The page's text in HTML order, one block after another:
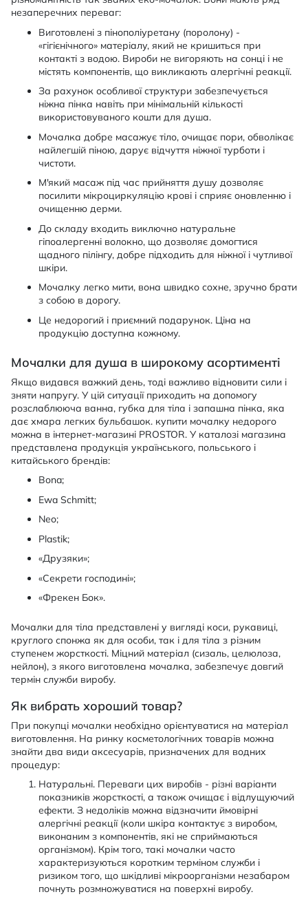
незаперечних переваг:
Виготовлені з пінополіуретану (поролону) -
«гігієнічного» матеріалу, який не кришиться при
контакті з водою. Вироби не вигоряють на сонці і не
містять компонентів, що викликають алергічні реакції.
За рахунок особливої структури забезпечується
ніжна пінка навіть при мінімальній кількості
використовуваного кошти для душа.
Мочалка добре масажує тіло, очищає пори, обволікає
найлегшій піною, дарує відчуття ніжної турботи і
чистоти.
М'який масаж під час прийняття душу дозволяє
посилити мікроциркуляцію крові і сприяє оновленню і
очищенню дерми.
До складу входить виключно натуральне
гіпоалергенні волокно, що дозволяє домогтися
щадного пілінгу, добре підходить для ніжної і чутливої
шкіри.
Мочалку легко мити, вона швидко сохне, зручно брати
з собою в дорогу.
Це недорогий і приємний подарунок. Ціна на
продукцію доступна кожному.
Мочалки для душа в широкому асортименті
Якщо видався важкий день, тоді важливо відновити сили і
зняти напругу. У цій ситуації приходить на допомогу
розслаблююча ванна, губка для тіла і запашна пінка, яка
дає хмара легких бульбашок. купити мочалку недорого
можна в інтернет-магазині PROSTOR. У каталозі магазина
представлена продукція українського, польського і
китайського брендів:
Bona;
Ewa Schmitt;
Neo;
Plastik;
«Друзяки»;
«Секрети господині»;
«Фрекен Бок».
Мочалки для тіла представлені у вигляді коси, рукавиці,
круглого спонжа як для особи, так і для тіла з різним
ступенем жорсткості. Міцний матеріал (сизаль, целюлоза,
нейлон), з якого виготовлена мочалка, забезпечує довгий
термін служби виробу.
Як вибрать хороший товар?
При покупці мочалки необхідно орієнтуватися на матеріал
виготовлення. На ринку косметологічних товарів можна
знайти два види аксесуарів, призначених для водних
процедур:
Натуральні. Переваги цих виробів - різні варіанти
показників жорсткості, а також очищає і відлущуючий
ефекти. З недоліків можна відзначити ймовірні
алергічні реакції (коли шкіра контактує з виробом,
виконаним з компонентів, які не сприймаються
організмом). Крім того, такі мочалки часто
характеризуються коротким терміном служби і
ризиком того, що шкідливі мікроорганізми незабаром
почнуть розмножуватися на поверхні виробу.